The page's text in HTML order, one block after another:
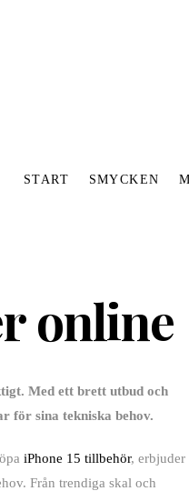
START SMYCKEN
online
Med ett brett utbud och
sina tekniska behov.
iPhone 15 tillbehör, erbjuder
Från trendiga skal och